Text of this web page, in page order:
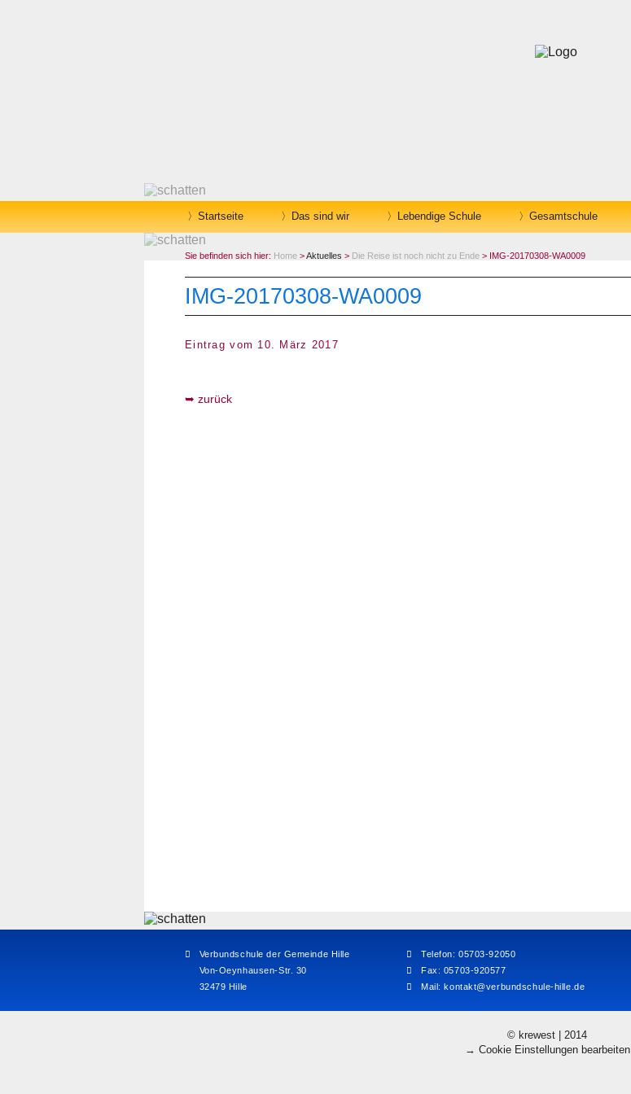
Startseite Das sind wir Lebendige Schule Gesamtschule
Sie befinden sich hier: Home >Aktuelles > Die Reise ist noch nicht zu Ende > IMG-20170308-WA0009
IMG-20170308-WA0009
Eintrag vom 10. März 2017
zurück
Verbundschule der Gemeinde Hille
Von-Oeynhausen-Str. 30
32479 Hille
Telefon: 05703-92050
Fax: 05703-920577
Mail:kontakt@verbundschule-hille.de
© krewest | 2014
→ Cookie Einstellungen bearbeiten